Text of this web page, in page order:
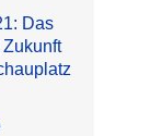
Das